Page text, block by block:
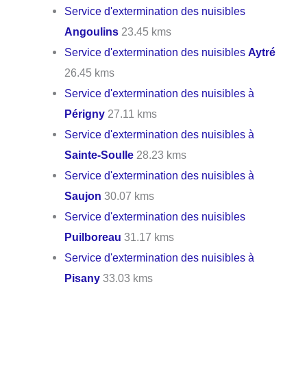
Service d'extermination des nuisibles
Angoulins 23.45 kms
Service d'extermination des nuisiblesAytré
26.45 kms
Service d'extermination des nuisibles à
Périgny 27.11 kms
Service d'extermination des nuisibles à
Sainte-Soulle 28.23 kms
Service d'extermination des nuisibles à
Saujon 30.07 kms
Service d'extermination des nuisibles
Puilboreau 31.17 kms
Service d'extermination des nuisibles à
Pisany 33.03 kms